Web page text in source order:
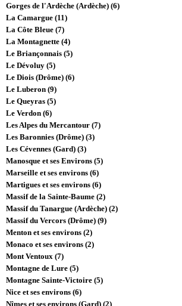
Gorges de l'Ardèche (Ardèche) (6)
La Camargue (11)
La Côte Bleue (7)
La Montagnette (4)
Le Briançonnais (5)
Le Dévoluy (5)
Le Diois (Drôme) (6)
Le Luberon (9)
Le Queyras (5)
Le Verdon (6)
Les Alpes du Mercantour (7)
Les Baronnies (Drôme) (3)
Les Cévennes (Gard) (3)
Manosque et ses Environs (5)
Marseille et ses environs (6)
Martigues et ses environs (6)
Massif de la Sainte-Baume (2)
Massif du Tanargue (Ardèche) (2)
Massif du Vercors (Drôme) (9)
Menton et ses environs (2)
Monaco et ses environs (2)
Mont Ventoux (7)
Montagne de Lure (5)
Montagne Sainte-Victoire (5)
Nice et ses environs (6)
Nîmes et ses environs (Gard) (2)